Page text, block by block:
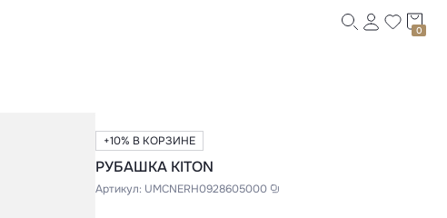
0
+10% В КОРЗИНЕ
РУБАШКА KITON
Артикул: UMCNERH0928605000